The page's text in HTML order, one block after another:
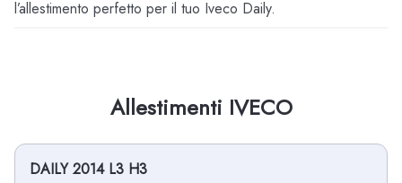
l’allestimento perfetto per il tuo Iveco Daily.
Allestimenti IVECO
DAILY 2014 L3 H3